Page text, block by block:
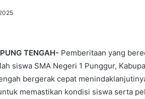
TENGAH- Pemberitaan yang
siswa SMA Negeri 1 Punggur,
bergerak cepat
memastikan kondisi siswa serta